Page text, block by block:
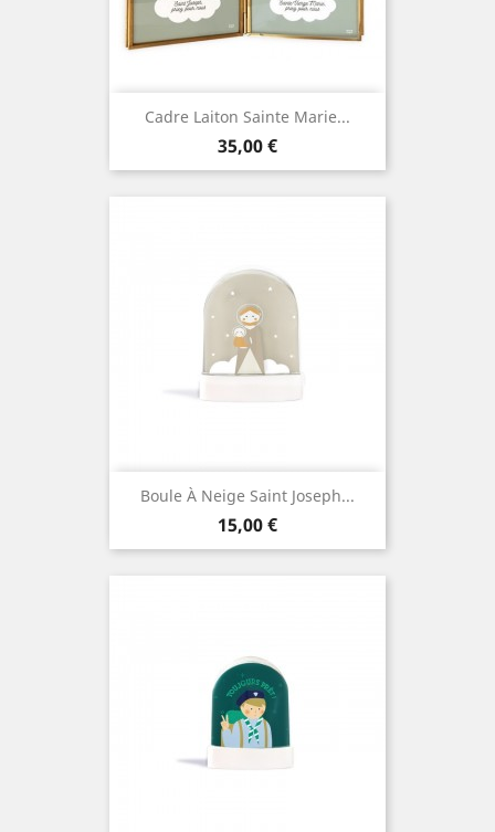
Cadre Laiton Sainte Marie...
Prix
35,00 €
Boule À Neige Saint Joseph...
Prix
15,00 €